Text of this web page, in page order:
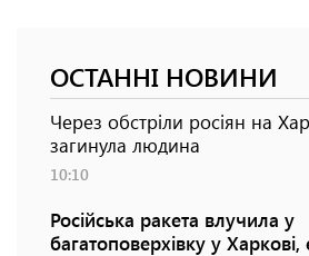
ОСТАННІ НОВИНИ
Через обстріли росіян на
загинула людина
10:10
Російська ракета влучила у
багатоповерхівку у Харкові,